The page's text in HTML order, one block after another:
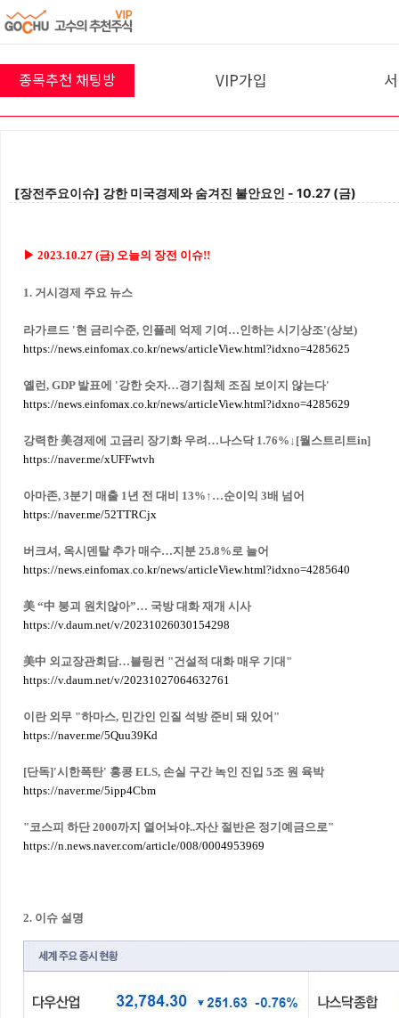
종목추천 채팅방 VIP가입
[장전주요이슈] 강한 미국경제와 숨겨진 불안요인 - 10.27 (금)
▶ 2023.10.27 (금) 오늘의 장전 이슈!!
1. 거시경제 주요 뉴스
라가르드 '현 금리수준, 인플레 억제 기여…인하는 시기상조'(상보)
https://news.einfomax.co.kr/news/articleView.html?idxno=4285625
옐런, GDP 발표에 '강한 숫자…경기침체 조짐 보이지 않는다'
https://news.einfomax.co.kr/news/articleView.html?idxno=4285629
강력한 美경제에 고금리 장기화 우려…나스닥 1.76%↓[월스트리트in]
https://naver.me/xUFFwtvh
아마존, 3분기 매출 1년 전 대비 13%↑…순이익 3배 넘어
https://naver.me/52TTRCjx
버크셔, 옥시덴탈 추가 매수…지분 25.8%로 늘어
https://news.einfomax.co.kr/news/articleView.html?idxno=4285640
美 “中 붕괴 원치않아”… 국방 대화 재개 시사
https://v.daum.net/v/20231026030154298
美中 외교장관회담…블링컨 "건설적 대화 매우 기대"
https://v.daum.net/v/20231027064632761
이란 외무 "하마스, 민간인 인질 석방 준비 돼 있어"
https://naver.me/5Quu39Kd
[단독]'시한폭탄' 홍콩 ELS, 손실 구간 녹인 진입 5조 원 육박
https://naver.me/5ipp4Cbm
"코스피 하단 2000까지 열어놔야..자산 절반은 정기예금으로"
https://n.news.naver.com/article/008/0004953969
2. 이슈 설명